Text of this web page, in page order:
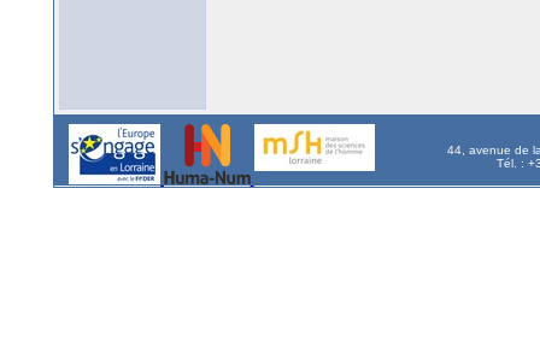
44, avenue de
Tél. :